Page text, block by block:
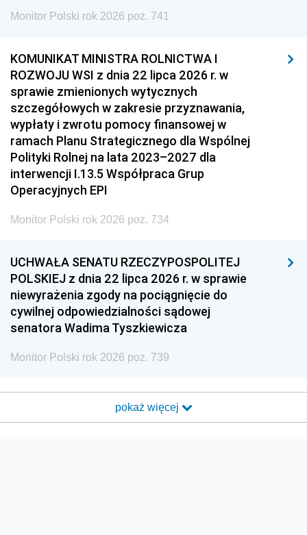
Monitor Polski rok 2026 poz. 741
KOMUNIKAT MINISTRA ROLNICTWA I
ROZWOJU WSI z dnia 22 lipca 2026 r. w
sprawie zmienionych wytycznych
szczegółowych w zakresie przyznawania,
wypłaty i zwrotu pomocy finansowej w
ramach Planu Strategicznego dla Wspólnej
Polityki Rolnej na lata 2023–2027 dla
interwencji I.13.5 Współpraca Grup
Operacyjnych EPI
Monitor Polski rok 2026 poz. 734
UCHWAŁA SENATU RZECZYPOSPOLITEJ
POLSKIEJ z dnia 22 lipca 2026 r. w sprawie
niewyrażenia zgody na pociągnięcie do
cywilnej odpowiedzialności sądowej
senatora Wadima Tyszkiewicza
Monitor Polski rok 2026 poz. 739
pokaż więcej